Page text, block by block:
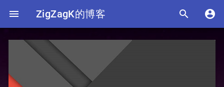
 ZigZagK的博客  